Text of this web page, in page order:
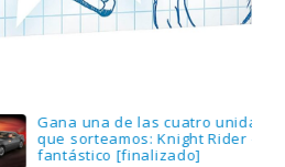
cuatro unidades de PLAYMOBIL
Knight Rider – El coche